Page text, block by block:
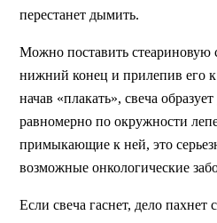
перестанет дымить.
Можно поставить стеариновую
нижний конец и прилепив его
начав «плакать», свеча
равномерно по окружности
примыкающие к ней, это
возможные онкологические
Если свеча гаснет, дело